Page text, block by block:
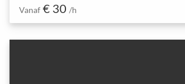
Vanaf € 30 /h